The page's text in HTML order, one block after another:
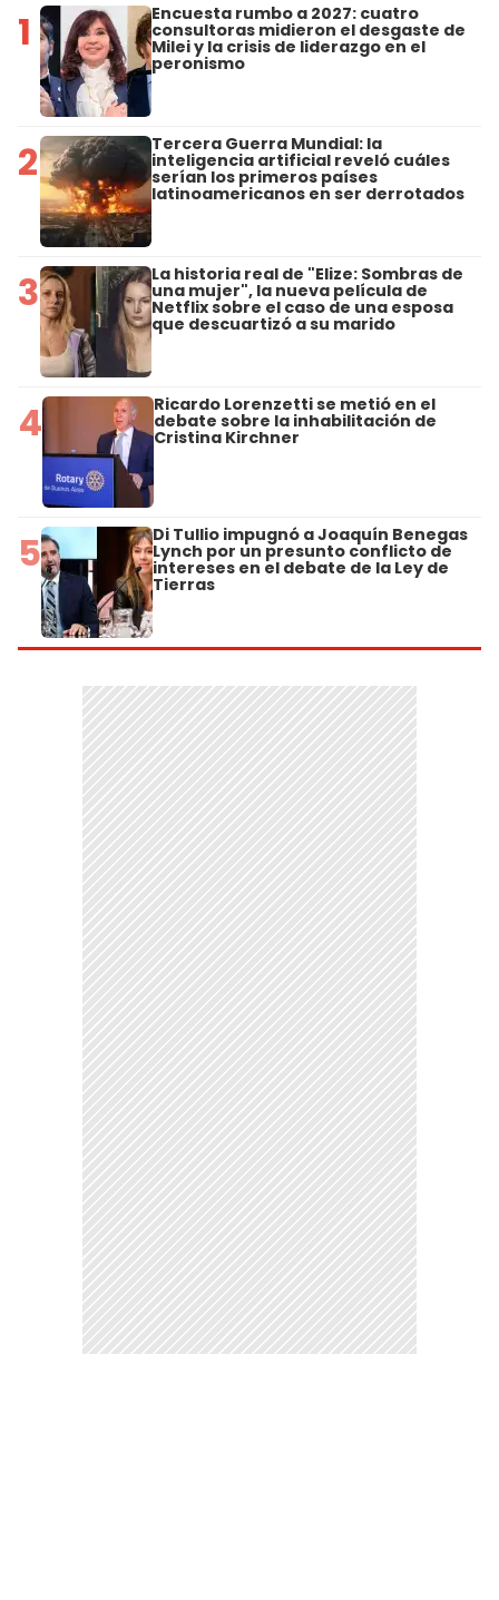
1 Encuesta rumbo a 2027: cuatro
consultoras midieron el desgaste de
Milei y la crisis de liderazgo en el
peronismo
2 Tercera Guerra Mundial: la
inteligencia artificial reveló cuáles
serían los primeros países
latinoamericanos en ser derrotados
3 La historia real de "Elize: Sombras de
una mujer", la nueva película de
Netflix sobre el caso de una esposa
que descuartizó a su marido
4 Ricardo Lorenzetti se metió en el
debate sobre la inhabilitación de
Cristina Kirchner
5 Di Tullio impugnó a Joaquín Benegas
Lynch por un presunto conflicto de
intereses en el debate de la Ley de
Tierras